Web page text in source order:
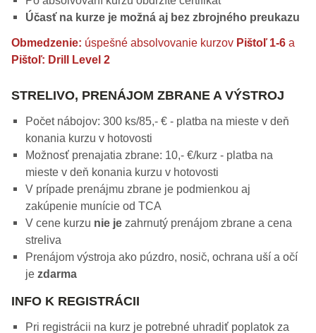
Účasť na kurze je možná aj bez zbrojného preukazu
Obmedzenie: úspešné absolvovanie kurzov Pištoľ 1-6 a
Pištoľ: Drill Level 2
STRELIVO, PRENÁJOM ZBRANE A VÝSTROJ
Počet nábojov: 300 ks/85,- € - platba na mieste v deň
konania kurzu v hotovosti
Možnosť prenajatia zbrane: 10,- €/kurz - platba na
mieste v deň konania kurzu v hotovosti
V prípade prenájmu zbrane je podmienkou aj
zakúpenie munície od TCA
V cene kurzu nie je zahrnutý prenájom zbrane a cena
streliva
Prenájom výstroja ako púzdro, nosič, ochrana uší a očí
je zdarma
INFO K REGISTRÁCII
Pri registrácii na kurz je potrebné uhradiť poplatok za